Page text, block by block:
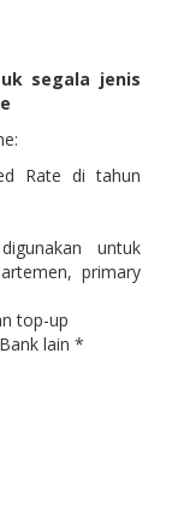
segala jenis
Rate di tahun
untuk
primary
top-up
lain *